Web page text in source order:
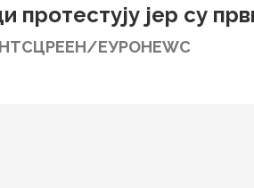
јер су
ЕУРОНЕWС